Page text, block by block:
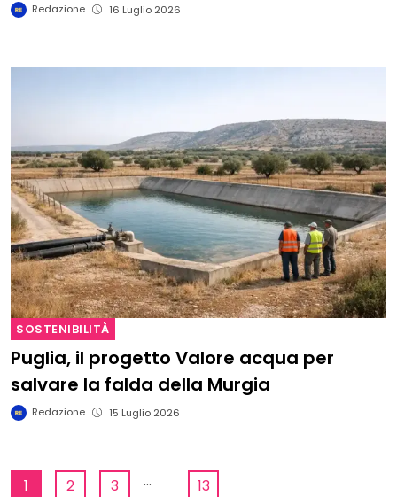
Redazione 16 Luglio 2026
SOSTENIBILITÀ
Puglia, il progetto Valore acqua per
salvare la falda della Murgia
Redazione 15 Luglio 2026
1 2 3 ... 13